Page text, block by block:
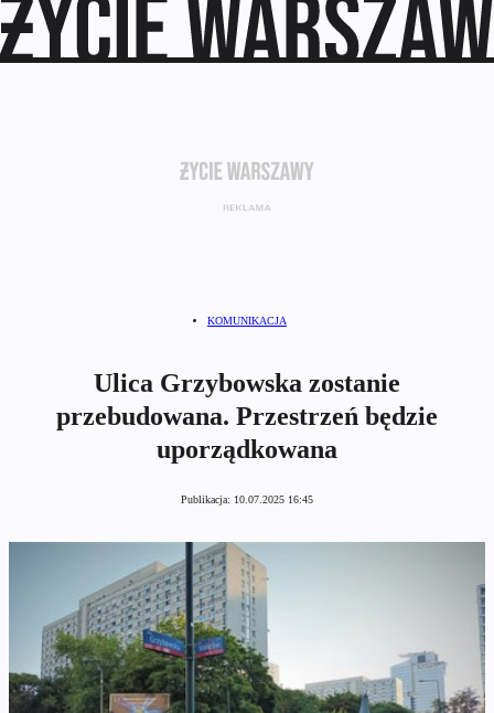
KOMUNIKACJA
Ulica Grzybowska zostanie
przebudowana. Przestrzeń będzie
uporządkowana
Publikacja: 10.07.2025 16:45